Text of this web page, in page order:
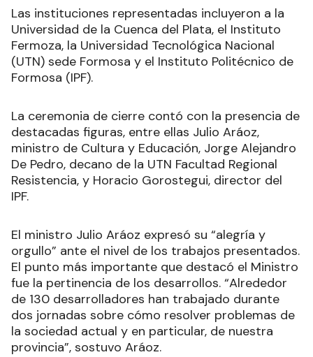
Las instituciones representadas incluyeron a la
Universidad de la Cuenca del Plata, el Instituto
Fermoza, la Universidad Tecnológica Nacional
(UTN) sede Formosa y el Instituto Politécnico de
Formosa (IPF).
La ceremonia de cierre contó con la presencia de
destacadas figuras, entre ellas Julio Aráoz,
ministro de Cultura y Educación, Jorge Alejandro
De Pedro, decano de la UTN Facultad Regional
Resistencia, y Horacio Gorostegui, director del
IPF.
El ministro Julio Aráoz expresó su “alegría y
orgullo” ante el nivel de los trabajos presentados.
El punto más importante que destacó el Ministro
fue la pertinencia de los desarrollos. “Alrededor
de 130 desarrolladores han trabajado durante
dos jornadas sobre cómo resolver problemas de
la sociedad actual y en particular, de nuestra
provincia”, sostuvo Aráoz.